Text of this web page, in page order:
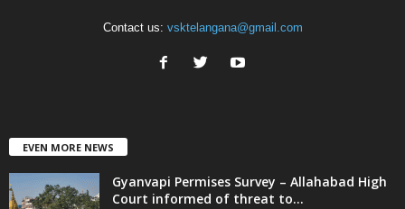
Contact us: vsktelangana@gmail.com
EVEN MORE NEWS
Gyanvapi Permises Survey – Allahabad High
Court informed of threat to...